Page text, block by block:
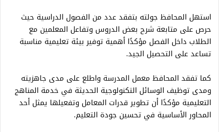
استهل المحافظ جولته بتفقد عدد من الفصول الدراسية حيث
حرص على متابعة شرح بعض الدروس وتفاعل المعلمين مع
الطلاب داخل الفصل مؤكدًا أهمية توفير بيئة تعليمية مناسبة
تساعد على التحصيل الجيد.
كما تفقد المحافظ معمل المدرسة واطلع على مدى جاهزيته
ومدى توظيف الوسائل التكنولوجية الحديثة في خدمة المناهج
التعليمية مؤكدًا أن تطوير قدرات المعامل وتفعيلها يمثل أحد
المحاور الأساسية في تحسين جودة التعليم.